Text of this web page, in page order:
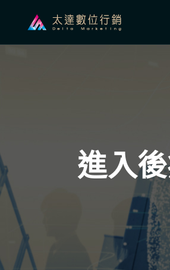
進入